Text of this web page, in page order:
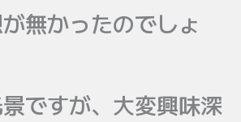
無かったのでしょ
ですが、大変興味深